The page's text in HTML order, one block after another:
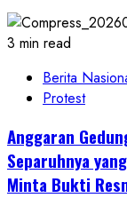
3 min read
Berita
Protest
Anggaran
Separuhnya
Minta Bukti